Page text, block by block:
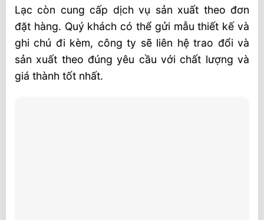
Lạc còn cung cấp dịch vụ sản xuất theo đơn
đặt hàng. Quý khách có thể gửi mẫu thiết kế và
ghi chú đi kèm, công ty sẽ liên hệ trao đổi và
sản xuất theo đúng yêu cầu với chất lượng và
giá thành tốt nhất.